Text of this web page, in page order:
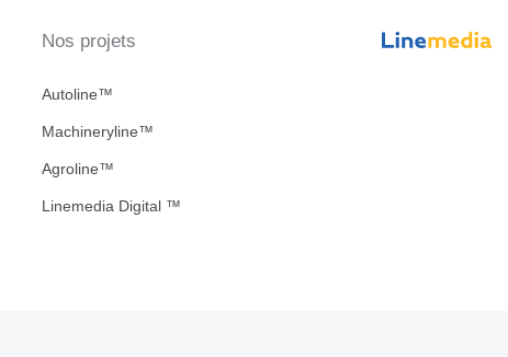
Nos projets
Autoline™
Machineryline™
Agroline™
Linemedia Digital ™